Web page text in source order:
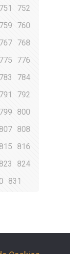
751
752
759
760
767 768
775
776
783
784
791
792
799
800
807 808
815
816
823
824
831